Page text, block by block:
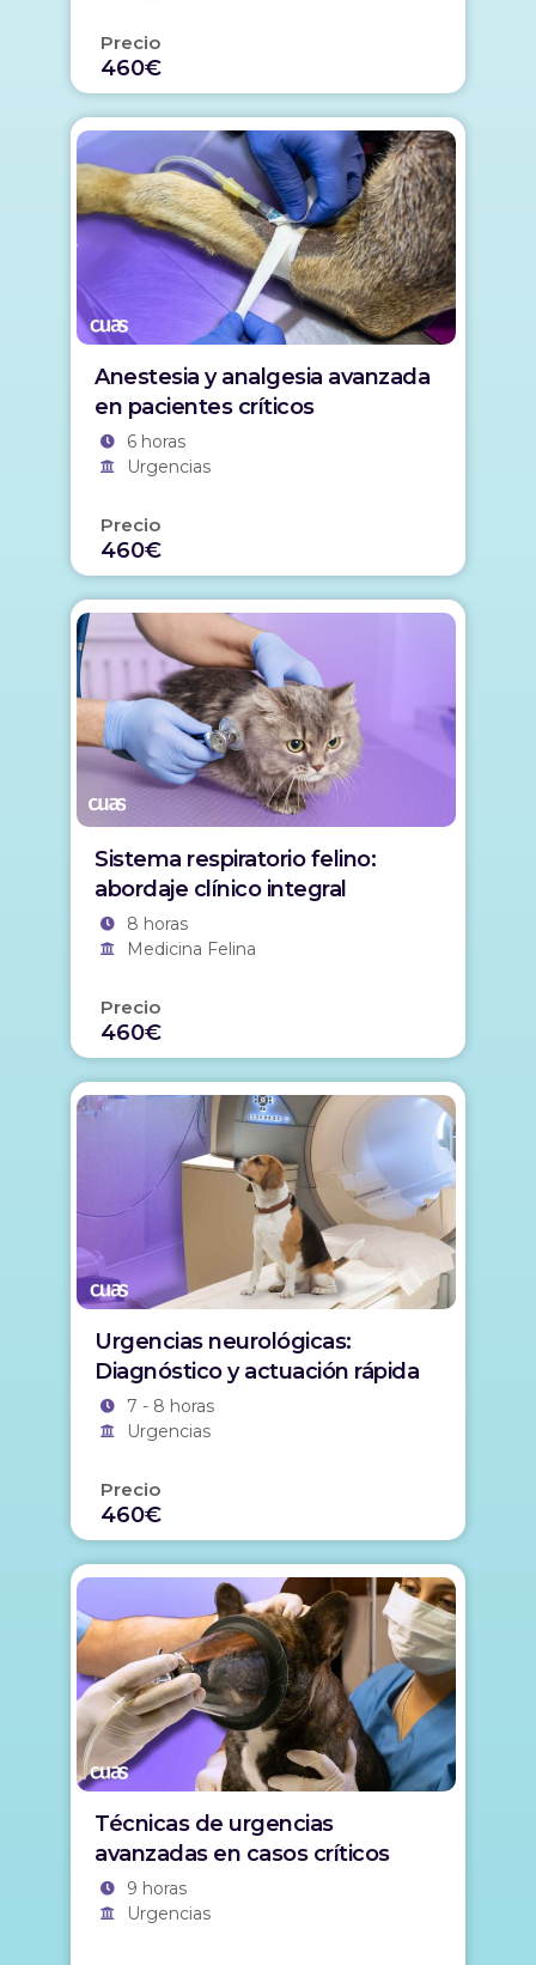
Precio
460€
Anestesia y analgesia avanzada
en pacientes críticos
6 horas
Urgencias
Precio
460€
Sistema respiratorio felino:
abordaje clínico integral
8 horas
Medicina Felina
Precio
460€
Urgencias neurológicas:
Diagnóstico y actuación rápida
7 - 8 horas
Urgencias
Precio
460€
Técnicas de urgencias
avanzadas en casos críticos
9 horas
Urgencias